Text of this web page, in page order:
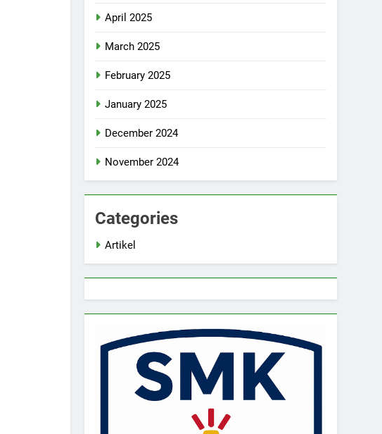
April 2025
March 2025
February 2025
January 2025
December 2024
November 2024
Categories
Artikel